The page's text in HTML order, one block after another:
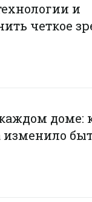
и
четкое
доме:
изменило